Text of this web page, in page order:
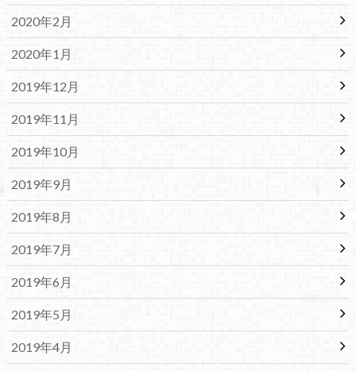
2020年2月
2020年1月
2019年12月
2019年11月
2019年10月
2019年9月
2019年8月
2019年7月
2019年6月
2019年5月
2019年4月